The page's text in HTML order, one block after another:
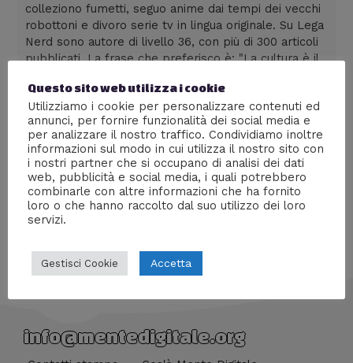
colleziono fumetti, seguo anime dai tempi dei vecchi
robottoni e divoro serie tv in lingua originale. Su Lega
Nerd sono autore di livello 36, con più di 300 articoli
pubblicati. La frase che preferisco è: "La cultura è il
alle persone che si preparano oggi" - Malcom X
←Media precedente
info@mentedigitale.org
Questo sito web utilizza i cookie
Utilizziamo i cookie per personalizzare contenuti ed
annunci, per fornire funzionalità dei social media e
per analizzare il nostro traffico. Condividiamo inoltre
informazioni sul modo in cui utilizza il nostro sito con
i nostri partner che si occupano di analisi dei dati
web, pubblicità e social media, i quali potrebbero
combinarle con altre informazioni che ha fornito
loro o che hanno raccolto dal suo utilizzo dei loro
servizi.
Gestisci Cookie Accetta